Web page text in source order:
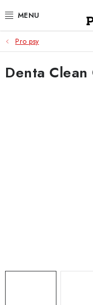
na
PRO PSY
PRO KOČKY
Pro psy
Denta